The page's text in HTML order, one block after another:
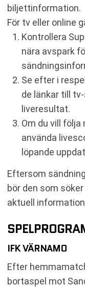
biljettinformation.
För tv eller online
Kontrollera
nära avspark
Se efter i
de länkar till
liveresultat.
Om du vill
använda
löpande
Eftersom
bör den som
aktuell
IFK VÄRNAMO
Efter
bortaspel mot